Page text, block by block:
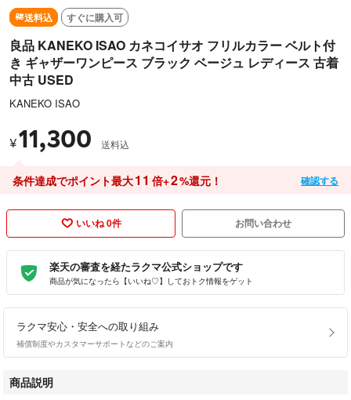
送料込 すぐに購入可
良品 KANEKO ISAO カネコイサオ フリルカラー ベルト付
き ギャザーワンピース ブラック ベージュ レディース 古着
中古 USED
KANEKO ISAO
¥11,300 送料込
条件達成でポイント最大11 倍+2%還元！ 確認する
いいね 0件 お問い合わせ
楽天の審査を経たラクマ公式ショップです
商品が気になったら【いいね♡】しておトク情報をゲット
ラクマ安心・安全への取り組み
補償制度やカスタマーサポートなどのご案内
商品説明